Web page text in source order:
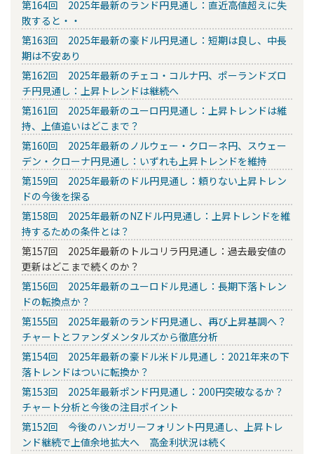
第164回 2025年最新のランド円見通し：直近高値超えに失
敗すると・・
第163回 2025年最新の豪ドル円見通し：短期は良し、中長
期は不安あり
第162回 2025年最新のチェコ・コルナ円、ポーランドズロ
チ円見通し：上昇トレンドは継続へ
第161回 2025年最新のユーロ円見通し：上昇トレンドは維
持、上値追いはどこまで？
第160回 2025年最新のノルウェー・クローネ円、スウェー
デン・クローナ円見通し：いずれも上昇トレンドを維持
第159回 2025年最新のドル円見通し：頼りない上昇トレン
ドの今後を探る
第158回 2025年最新のNZドル円見通し：上昇トレンドを維
持するための条件とは？
第157回 2025年最新のトルコリラ円見通し：過去最安値の
更新はどこまで続くのか？
第156回 2025年最新のユーロドル見通し：長期下落トレン
ドの転換点か？
第155回 2025年最新のランド円見通し、再び上昇基調へ？
チャートとファンダメンタルズから徹底分析
第154回 2025年最新の豪ドル米ドル見通し：2021年来の下
落トレンドはついに転換か？
第153回 2025年最新ポンド円見通し：200円突破なるか？
チャート分析と今後の注目ポイント
第152回 今後のハンガリーフォリント円見通し、上昇トレ
ンド継続で上値余地拡大へ 高金利状況は続く